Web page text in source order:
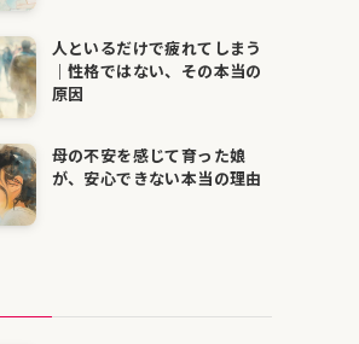
人といるだけで疲れてしまう
｜性格ではない、その本当の
原因
母の不安を感じて育った娘
が、安心できない本当の理由